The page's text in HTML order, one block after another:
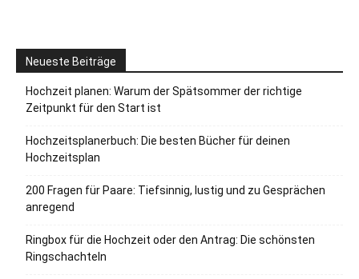
Neueste Beiträge
Hochzeit planen: Warum der Spätsommer der richtige
Zeitpunkt für den Start ist
Hochzeitsplanerbuch: Die besten Bücher für deinen
Hochzeitsplan
200 Fragen für Paare: Tiefsinnig, lustig und zu Gesprächen
anregend
Ringbox für die Hochzeit oder den Antrag: Die schönsten
Ringschachteln